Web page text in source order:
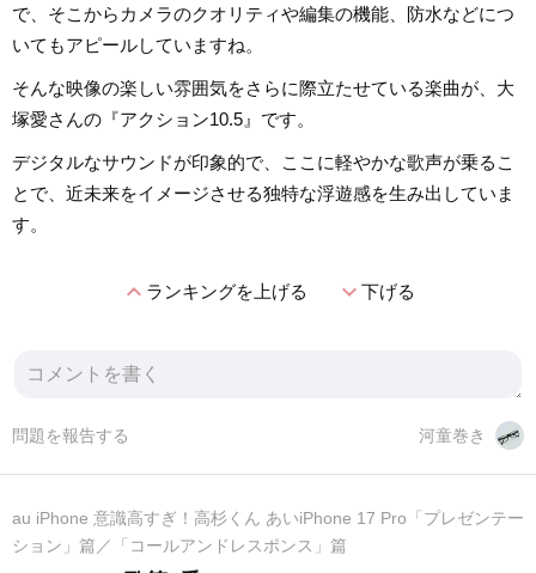
で、そこからカメラのクオリティや編集の機能、防水などにつ
いてもアピールしていますね。
そんな映像の楽しい雰囲気をさらに際立たせている楽曲が、大
塚愛さんの『アクション10.5』です。
デジタルなサウンドが印象的で、ここに軽やかな歌声が乗るこ
とで、近未来をイメージさせる独特な浮遊感を生み出していま
す。
expand_lessランキングを上げる expand_more下げる
河童巻き
問題を報告する
au iPhone 意識高すぎ！高杉くん あいiPhone 17 Pro「プレゼンテー
ション」篇／「コールアンドレスポンス」篇